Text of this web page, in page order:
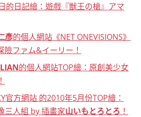
的日記繪：遊戲『獣王の槍』アマ
彥的個人網站《NET ONEVISIONS》
險ファム&イーリー！
的個人網站TOP繪：原創美少女
官方網站 的2010年5月份TOP繪：
三人組 by 插畫家山いもとろとろ ！